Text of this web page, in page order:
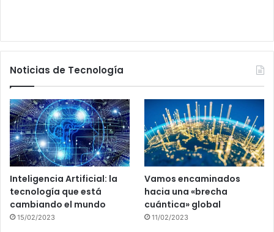
Noticias de Tecnología
Inteligencia Artificial: la
tecnología que está
cambiando el mundo
15/02/2023
Vamos encaminados
hacia una «brecha
cuántica» global
11/02/2023